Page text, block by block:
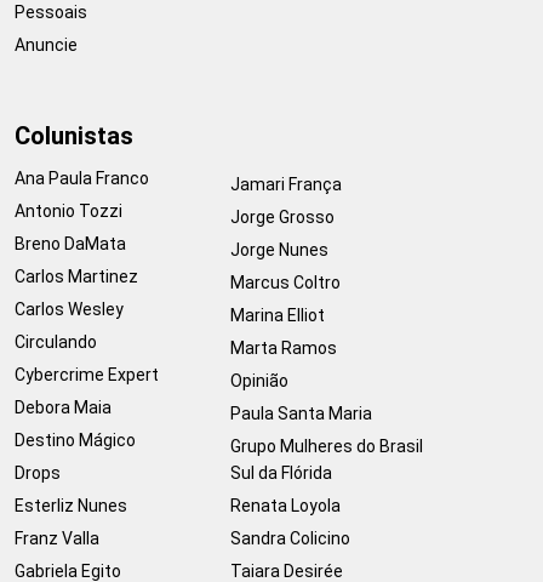
Pessoais
Anuncie
Colunistas
Ana Paula Franco
Antonio Tozzi
Breno DaMata
Carlos Martinez
Carlos Wesley
Circulando
Cybercrime Expert
Debora Maia
Destino Mágico
Drops
Esterliz Nunes
Franz Valla
Gabriela Egito
Jamari França
Jorge Grosso
Jorge Nunes
Marcus Coltro
Marina Elliot
Marta Ramos
Opinião
Paula Santa Maria
Grupo Mulheres do Brasil
Sul da Flórida
Renata Loyola
Sandra Colicino
Taiara Desirée